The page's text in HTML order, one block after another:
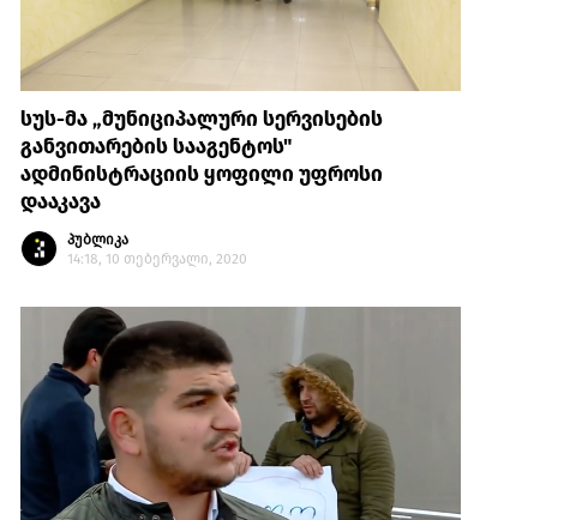
სუს-მა „მუნიციპალური სერვისების
განვითარების სააგენტოს"
ადმინისტრაციის ყოფილი უფროსი
დააკავა
პუბლიკა
14:18, 10 თებერვალი, 2020